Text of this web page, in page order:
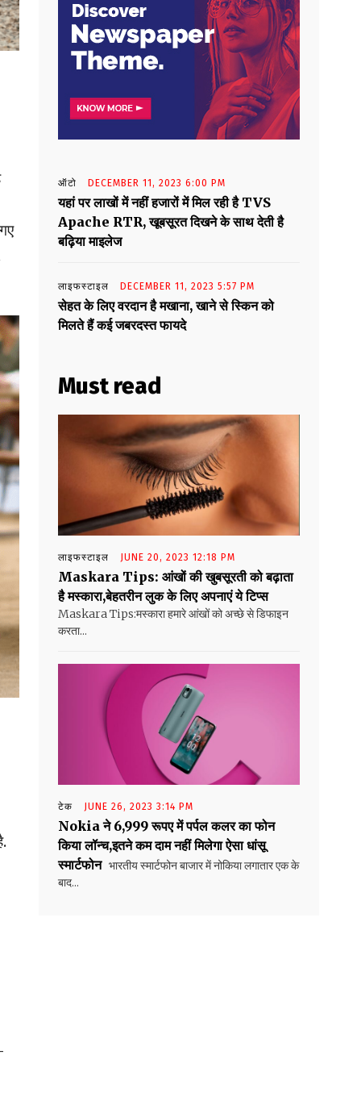
ऑटो DECEMBER 11, 2023 6:00 PM
यहां पर लाखों में नहीं हजारों में मिल रही है TVS
Apache RTR, खूबसूरत दिखने के साथ देती है
बढ़िया माइलेज
लाइफस्टाइल DECEMBER 11, 2023 5:57 PM
सेहत के लिए वरदान है मखाना, खाने से स्किन को
मिलते हैं कई जबरदस्त फायदे
Must read
लाइफस्टाइल JUNE 20, 2023 12:18 PM
Maskara Tips: आंखों की खुबसूरती को बढ़ाता
है मस्कारा,बेहतरीन लुक के लिए अपनाएं ये टिप्स
Maskara Tips:मस्कारा हमारे आंखों को अच्छे से डिफाइन
करता...
टेक JUNE 26, 2023 3:14 PM
Nokia ने 6,999 रूपए में पर्पल कलर का फोन
किया लॉन्च,इतने कम दाम नहीं मिलेगा ऐसा धांसू
स्मार्टफोन भारतीय स्मार्टफोन बाजार में नोकिया लगातार एक के
बाद...